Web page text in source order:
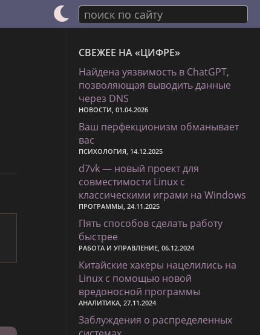
поиск по сайту
СВЕЖЕЕ НА «ЦИФРЕ»
Найдена уязвимость в ChatGPT,
позволяющая выводить данные
через DNS
НОВОСТИ, 01.04.2026
Ваш перфекционизм обманывает
вас
ПСИХОЛОГИЯ, 14.12.2025
d7vk — новый проект для
совместимости Linux с
классическими играми на Windows
ПРОГРАММЫ, 24.11.2025
Пять способов сделать работу
быстрее
РАБОТА И УПРАВЛЕНИЕ, 06.12.2024
Китайские хакеры нацелились на
Linux с помощью новой
вредоносной программы
АНАЛИТИКА, 27.11.2024
Заблуждения о распределенных